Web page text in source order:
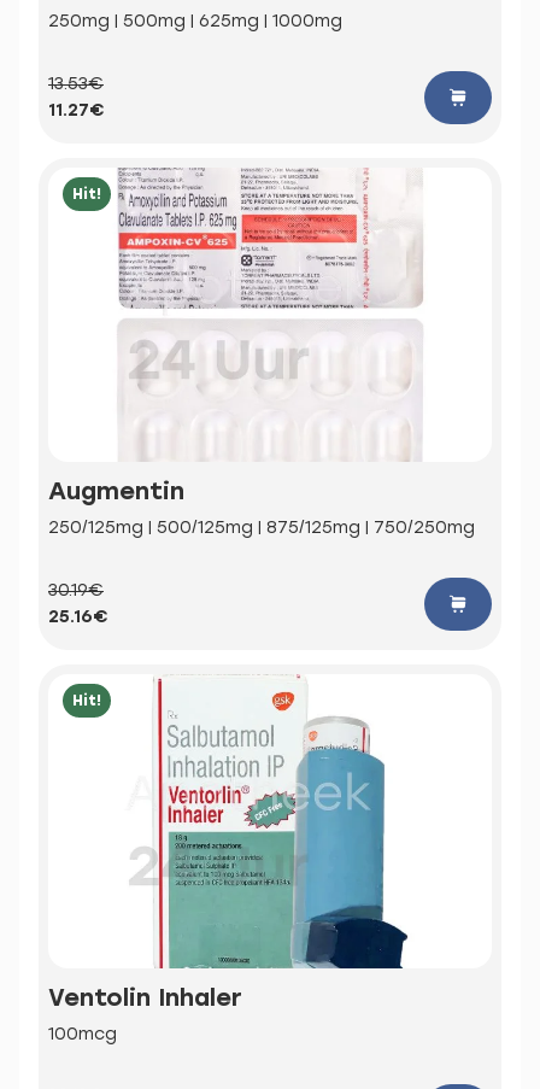
250mg | 500mg | 625mg | 1000mg
13.53€
11.27€
Hit!
Augmentin
250/125mg | 500/125mg | 875/125mg | 750/250mg
30.19€
25.16€
Hit!
Ventolin Inhaler
100mcg